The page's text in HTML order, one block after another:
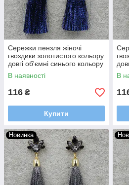
Сережки пензля жіночі
гвоздики золотистого кольору
довгі об'ємні синього кольору
з кристалами довжина 11 см
В наявності
116 ₴
Купити
11
В
Новинка